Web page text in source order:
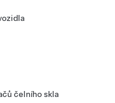
čelního skla